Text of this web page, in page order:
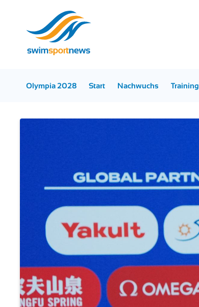
Olympia 2028 Start Nachwuchs Training